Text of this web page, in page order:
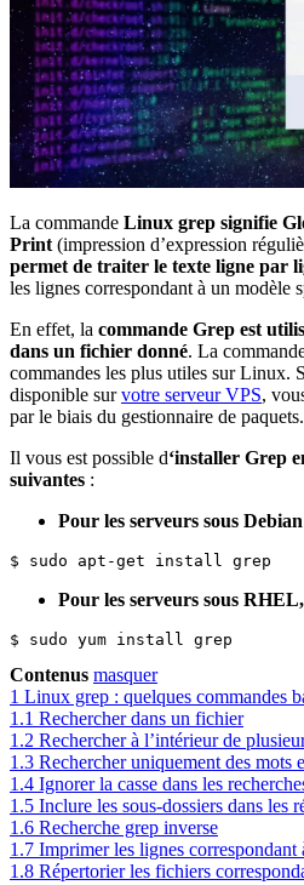
La commande Linux grep signifie
Print (impression d’expression
permet de traiter le texte ligne par
les lignes correspondant à un modèle
En effet, la commande Grep est
dans un fichier donné. La
commandes les plus utiles sur Linux.
disponible survotre serveur VPS,
par le biais du gestionnaire de paquets.
Il vous est possible d‘installer Grep
suivantes :
Pour les serveurs sous
$ sudo apt-get install grep
Pour les serveurs sous
$ sudo yum install grep
Contenus masquer
1 Linux grep : quelques commandes
1.1 Rechercher dans un fichier
1.2 Rechercher à l’intérieur de
1.3 Rechercher uniquement des mots
1.4 Ignorer la casse dans les
1.5 Inclure les sous-dossiers dans les
1.6 Recherche grep inverse
1.7 Imprimer les lignes correspondant
1.8 Répertorier les fichiers